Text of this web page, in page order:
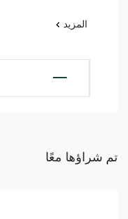
المزيد
تم شراؤها معًا